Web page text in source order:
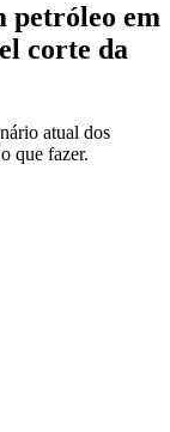
petróleo em
corte da
atual dos
que fazer.